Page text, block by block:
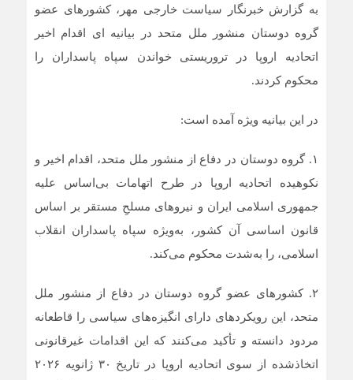
به گزارش خبرنگار سیاست خارجی مهر، کشورهای عضو
گروه دوستان منشور ملل متحد در بیانیه ای اقدام اخیر
اتحادیه اروپا در تروریستی خواندن سپاه پاسداران را
محکوم کردند.
در این بیانیه ویژه آمده است:
۱. گروه دوستان در دفاع از منشور ملل متحد، اقدام اخیر و
نکوهیده اتحادیه اروپا در طرح اتهامات بی‌اساس علیه
جمهوری اسلامی ایران و نیروهای مسلحِ مستقر بر اساس
قانون اساسی آن کشور، به‌ویژه سپاه پاسداران انقلاب
اسلامی، را به‌شدت محکوم می‌کند.
‎۲. کشورهای عضو گروه دوستان در دفاع از منشور ملل
متحد، این رویکردهای دارای انگیزه‌های سیاسی را قاطعانه
مردود دانسته و تأکید می‌کنند که این اقدامات غیرقانونی
اتخاذشده از سوی اتحادیه اروپا در تاریخ ۳۰ ژانویه ۲۰۲۶